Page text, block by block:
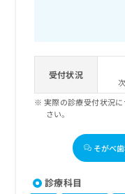
受付状況
実際の診療受付状況
さい。
そがべ
診療科目